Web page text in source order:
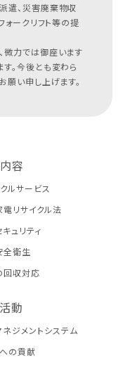
遣、災害廃棄物収
ォークリフト等の提
微力では御座います
。今後とも変わら
願い申し上げます。
容
ルサービス
リサイクル法
ュリティ
全衛生
回収対応
動
ジメントシステム
の貢献